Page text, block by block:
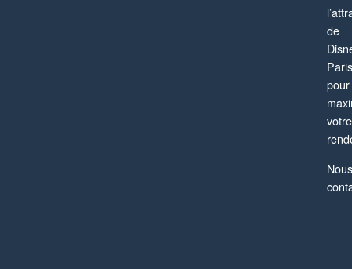
de
Paris
pour
votre
Nous